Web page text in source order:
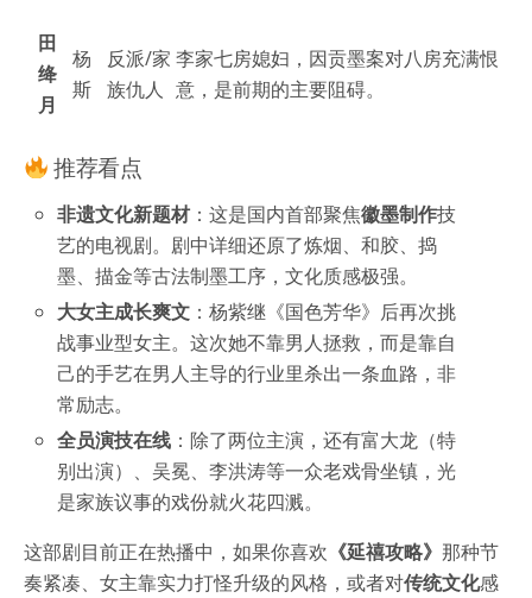
田
绛
月
杨
斯
反派/家
族仇人
李家七房媳妇，因贡墨案对八房充满恨
意，是前期的主要阻碍。
推荐看点
非遗文化新题材：这是国内首部聚焦徽墨制作技
艺的电视剧。剧中详细还原了炼烟、和胶、捣
墨、描金等古法制墨工序，文化质感极强。
大女主成长爽文 ：杨紫继《国色芳华》后再次挑
战事业型女主。这次她不靠男人拯救，而是靠自
己的手艺在男人主导的行业里杀出一条血路，非
常励志。
全员演技在线 ：除了两位主演，还有富大龙（特
别出演）、吴冕、李洪涛等一众老戏骨坐镇，光
是家族议事的戏份就火花四溅。
这部剧目前正在热播中，如果你喜欢 《延禧攻略》 那种节
奏紧凑、女主靠实力打怪升级的风格，或者对传统文化感